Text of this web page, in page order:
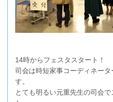
14時からフェスタスタート！
司会は時短家事コーディネー
す。
とても明るい元重先生の司会